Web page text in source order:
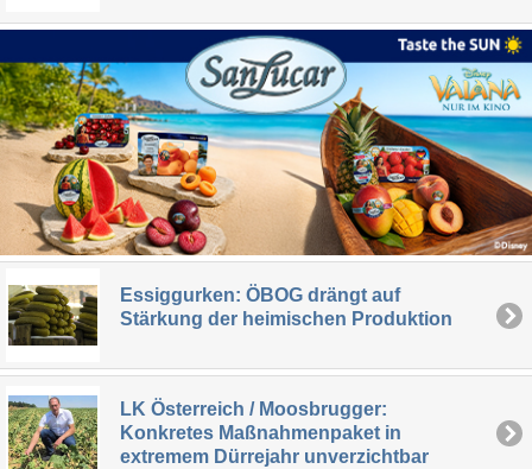
Essiggurken: ÖBOG drängt auf
Stärkung der heimischen Produktion
LK Österreich / Moosbrugger:
Konkretes Maßnahmenpaket in
extremem Dürrejahr unverzichtbar